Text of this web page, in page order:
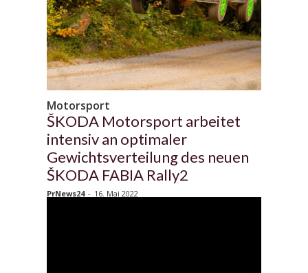
Motorsport
ŠKODA Motorsport arbeitet
intensiv an optimaler
Gewichtsverteilung des neuen
ŠKODA FABIA Rally2
PrNews24 - 16. Mai 2022